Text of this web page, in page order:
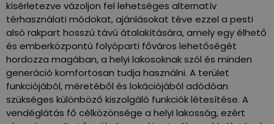
kísérletezve vázoljon fel lehetséges alternatív
térhasználati módokat, ajánlásokat téve ezzel a pesti
alsó rakpart hosszú távú átalakítására, amely egy élhető
és emberközpontú folyóparti főváros lehetőségét
hordozza magában, a helyi lakosoknak szól és minden
generáció komfortosan tudja használni. A terület
funkciójából, méretéből és lokációjából adódóan
szükséges különböző kiszolgáló funkciók létesítése. A
vendéglátás fő célközönsége a helyi lakosság, ezért